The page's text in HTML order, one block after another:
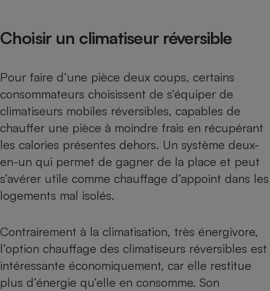
Choisir un climatiseur réversible
Pour faire d’une pièce deux coups, certains
consommateurs choisissent de s’équiper de
climatiseurs mobiles réversibles, capables de
chauffer une pièce à moindre frais en récupérant
les calories présentes dehors. Un système deux-
en-un qui permet de gagner de la place et peut
s’avérer utile comme chauffage d’appoint dans les
logements mal isolés.
Contrairement à la climatisation, très énergivore,
l’option chauffage des climatiseurs réversibles est
intéressante économiquement, car elle restitue
plus d’énergie qu’elle en consomme. Son